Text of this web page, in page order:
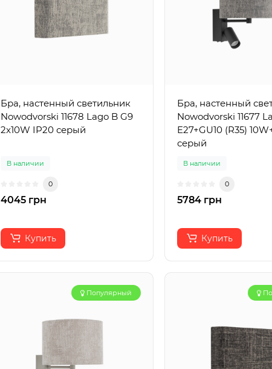
Бра, настенный светильник
Nowodvorski 11678 Lago B G9
2x10W IP20 серый
В наличии
0
4045 грн
Купить
Бра, настенный
Nowodvorski 11677
E27+GU10 (R35)
серый
В наличии
0
5784 грн
Купить
Популярный